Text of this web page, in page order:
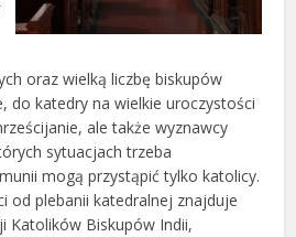
oraz wielką liczbę biskupów
do katedry na wielkie uroczystości
ale także wyznawcy
sytuacjach trzeba
mogą przystąpić tylko katolicy.
od plebanii katedralnej znajduje
Katolików Biskupów Indii,